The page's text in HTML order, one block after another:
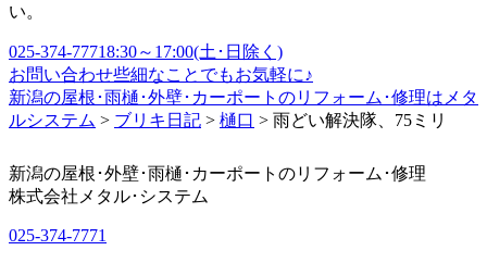
い。
025-374-77718:30～17:00(土･日除く)
お問い合わせ些細なことでもお気軽に♪
新潟の屋根･雨樋･外壁･カーポートのリフォーム･修理はメタ
ルシステム > ブリキ日記 > 樋口 > 雨どい解決隊、75ミリ
新潟の屋根･外壁･雨樋･カーポートのリフォーム･修理
株式会社 メタル･システム
025-374-7771